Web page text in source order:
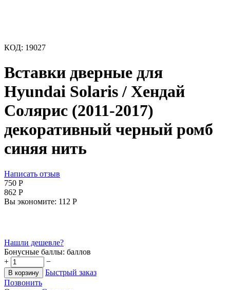
КОД: 19027
Вставки дверные для
Hyundai Solaris / Хендай
Солярис (2011-2017)
декоративный черный ромб
синяя нить
Написать отзыв
‍750‍ Р
‍862‍ Р
Вы экономите: 112 Р
Нашли дешевле?
Бонусные баллы: баллов
+
−
В корзину
Быстрый заказ
Позвонить